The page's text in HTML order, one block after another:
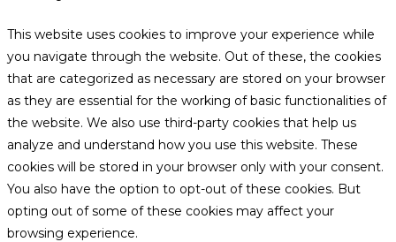
This website uses cookies to improve your experience while
you navigate through the website. Out of these, the cookies
that are categorized as necessary are stored on your browser
as they are essential for the working of basic functionalities of
the website. We also use third-party cookies that help us
analyze and understand how you use this website. These
cookies will be stored in your browser only with your consent.
You also have the option to opt-out of these cookies. But
opting out of some of these cookies may affect your
browsing experience.